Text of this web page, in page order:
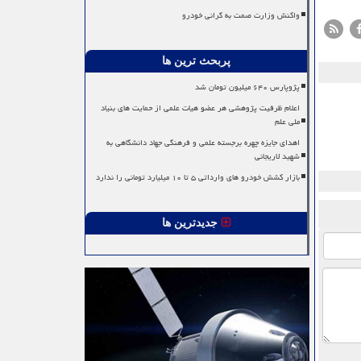
واکنش وزارت صمت به گرانی خودرو
پربحث ترین ها
پژوپارس ۶۴۰ میلیون تومان شد
اعلام ظرفیت پژوهشی هر عضو هیات علمی از حمایت های بنیاد
ملی علم
اهدای جایزه چهره برجسته علمی و فرهنگی جهاد دانشگاهی به
شهید لاریجانی
بازار کشش خودرو های وارداتی ۵ تا ۱۰ میلیارد تومانی را ندارد
جدیدترین ها